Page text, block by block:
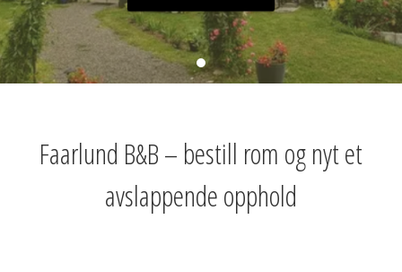
Faarlund B&B – bestill rom og nyt et
avslappende opphold